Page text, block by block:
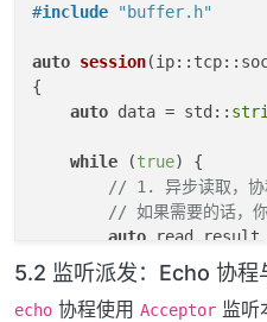
#include "buffer.h"
auto session
{
auto data = std::
while (true) {
// 1. 异步读取，协
// 如果需要的话，
auto read_result
if
            spdlog::
warn
co_return;
5.2 监听派发：Echo 协程
echo 协程使用 Acceptor 监听